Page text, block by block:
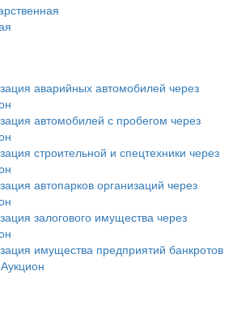
аварийных автомобилей через
автомобилей с пробегом через
строительной и спецтехники через
автопарков организаций через
залогового имущества через
имущества предприятий банкротов